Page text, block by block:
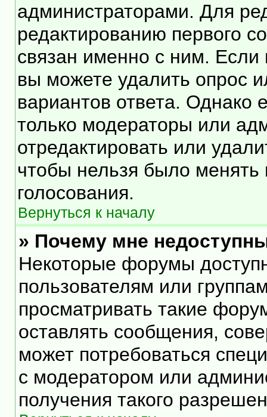
администраторами. Для
редактированию первого
связан именно с ним. Если
вы можете удалить опрос
вариантов ответа. Однако
только модераторы или
отредактировать или
чтобы нельзя было менять
голосования.
Вернуться к началу
» Почему мне
Некоторые форумы
пользователям или
просматривать такие
оставлять сообщения,
может потребоваться
с модератором или
получения такого